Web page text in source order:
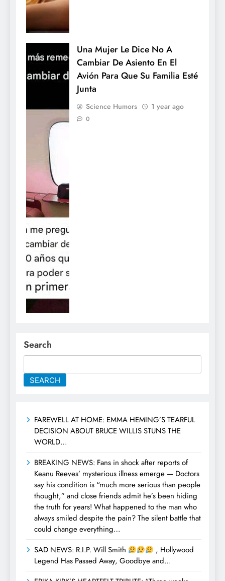
Una Mujer Le Dice No A
Cambiar De Asiento En El
Avión Para Que Su Familia Esté
Junta
Science Humors 1 year ago
0
Search
SEARCH
FAREWELL AT HOME: EMMA HEMING’S TEARFUL
DECISION ABOUT BRUCE WILLIS STUNS THE
WORLD…
BREAKING NEWS: Fans in shock after reports of
Keanu Reeves’ mysterious illness emerge — Doctors
say his condition is “much more serious than people
thought,” and close friends admit he’s been hiding
the truth for years! What happened to the man who
always smiled despite the pain? The silent battle that
could change everything…
SAD NEWS: R.I.P. Will Smith
, Hollywood
Legend Has Passed Away, Goodbye and…